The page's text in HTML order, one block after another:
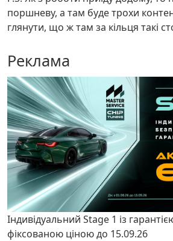
поршневу, а там буде трохи
глянути, що ж там за кільця такі
Реклама
Індивідуальний Stage 1 із
фіксованою ціною до 15.09.26